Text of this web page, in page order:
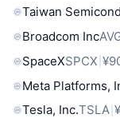
Taiwan
Broadcom Inc
SpaceXSPCX
Meta Platforms,
Tesla, Inc.TSLA